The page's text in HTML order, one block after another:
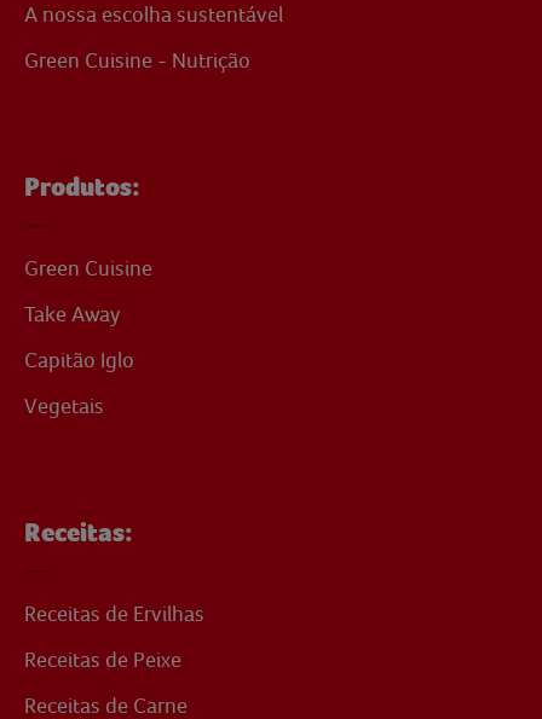
A nossa escolha sustentável
Green Cuisine - Nutrição
Produtos:
Green Cuisine
Take Away
Capitão Iglo
Vegetais
Receitas:
Receitas de Ervilhas
Receitas de Peixe
Receitas de Carne